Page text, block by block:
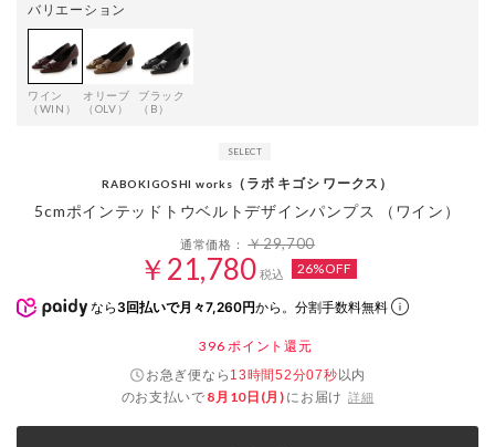
バリエーション
ワイン
（WIN）
オリーブ
（OLV）
ブラック
（B）
RABOKIGOSHI works （ラボ キゴシ ワークス）
5cmポインテッドトウベルトデザインパンプス （ワイン）
通常価格：￥29,700
￥21,780 税込 26%OFF
なら 3回払いで月々7,260円から。分割手数料無料
396 ポイント還元
お急ぎ便なら 13時間52分07秒以内
のお支払いで 8月10日(月) にお届け 詳細